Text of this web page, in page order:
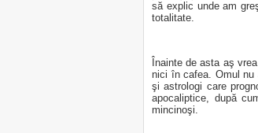
să explic unde am
totalitate.
Înainte de asta aş
nici în cafea. Omul nu
şi astrologi care
apocaliptice, după
mincinoşi.